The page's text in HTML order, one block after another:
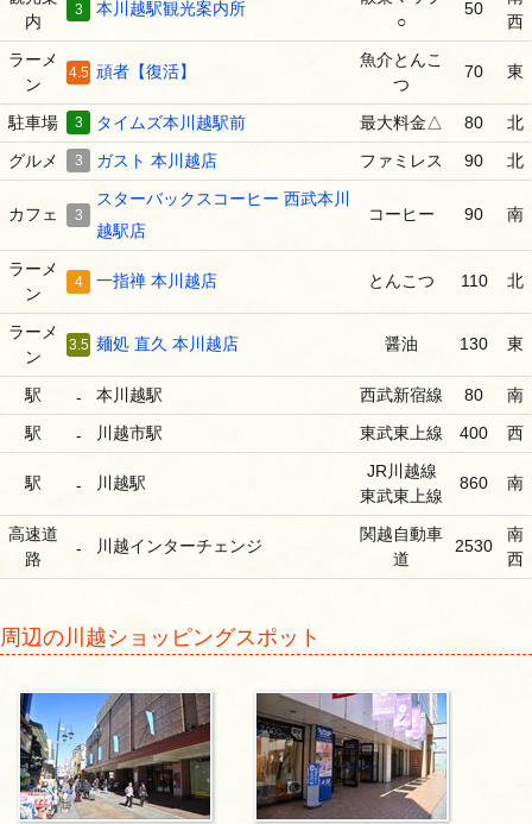
内
3 本川越駅観光案内所
○
50
西
ラーメ
ン
4.5 頑者【復活】
魚介とんこ
つ
70 東
駐車場 3 タイムズ本川越駅前 最大料金△ 80 北
グルメ 3 ガスト 本川越店 ファミレス 90 北
カフェ 3
スターバックスコーヒー 西武本川
越駅店
コーヒー 90 南
ラーメ
ン
4 一指禅 本川越店 とんこつ 110 北
ラーメ
ン
3.5 麺処 直久 本川越店 醤油 130 東
駅 - 本川越駅 西武新宿線 80 南
駅 - 川越市駅 東武東上線 400 西
駅 - 川越駅
JR川越線
東武東上線
860 南
高速道
路
- 川越インターチェンジ
関越自動車
道
2530
南
西
周辺の川越ショッピングスポット